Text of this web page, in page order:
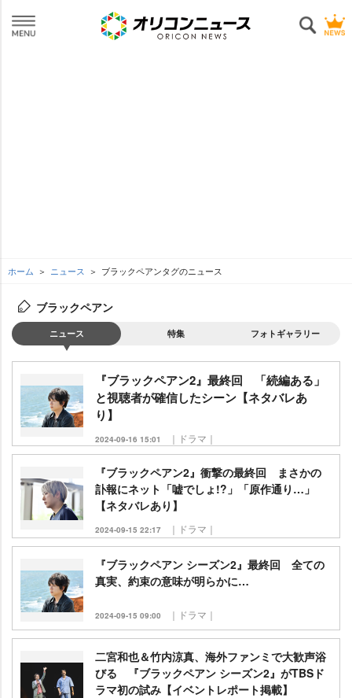
ホーム ニュース ブラックペアンタグのニュース
ブラックペアン
ニュース 特集 フォトギャラリー
『ブラックペアン2』最終回 「続編ある」
と視聴者が確信したシーン【ネタバレあ
り】
2024-09-16 15:01 ｜ドラマ｜
『ブラックペアン2』衝撃の最終回 まさかの
訃報にネット「嘘でしょ!?」「原作通り…」
【ネタバレあり】
2024-09-15 22:17 ｜ドラマ｜
『ブラックペアン シーズン2』最終回 全ての
真実、約束の意味が明らかに…
2024-09-15 09:00 ｜ドラマ｜
二宮和也＆竹内涼真、海外ファンミで大歓声浴
びる 『ブラックペアン シーズン2』がTBSド
ラマ初の試み【イベントレポート掲載】